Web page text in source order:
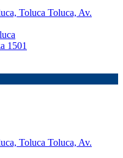
1501